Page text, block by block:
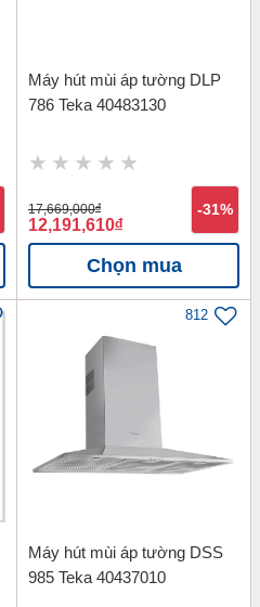
Máy hút mùi áp tường DLP
786 Teka 40483130
17,669,000đ
12,191,610đ
-31%
Chọn mua
812
Máy hút mùi áp tường DSS
985 Teka 40437010